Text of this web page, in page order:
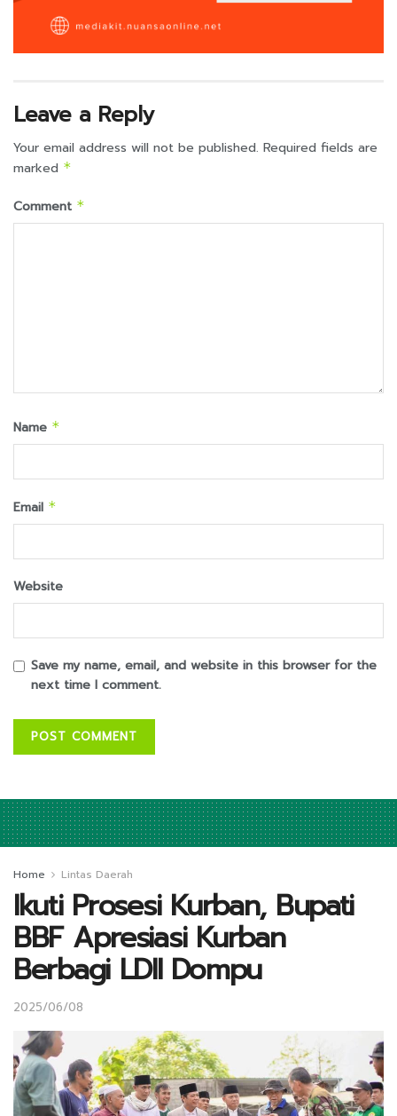
Leave a Reply
Your email address will not be published. Required fields are
marked *
Comment *
Name *
Email *
Website
Save my name, email, and website in this browser for the
next time I comment.
Home Lintas Daerah
Ikuti Prosesi Kurban, Bupati
BBF Apresiasi Kurban
Berbagi LDII Dompu
2025/06/08